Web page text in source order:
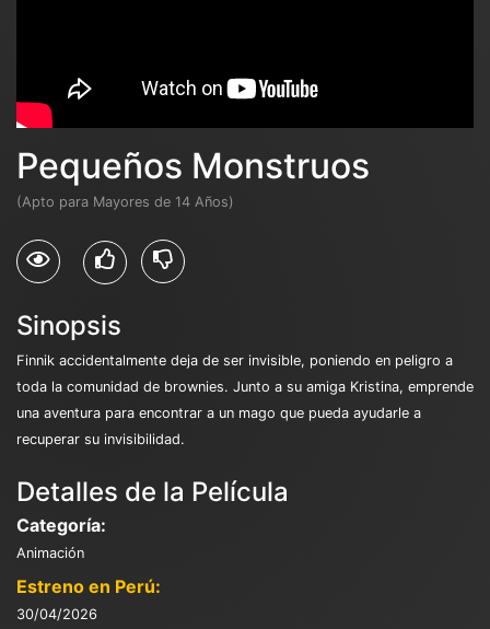
Pequeños Monstruos
(Apto para Mayores de 14 Años)
Sinopsis
Finnik accidentalmente deja de ser invisible, poniendo en peligro a
toda la comunidad de brownies. Junto a su amiga Kristina, emprende
una aventura para encontrar a un mago que pueda ayudarle a
recuperar su invisibilidad.
Detalles de la Película
Categoría:
Animación
Estreno en Perú:
30/04/2026